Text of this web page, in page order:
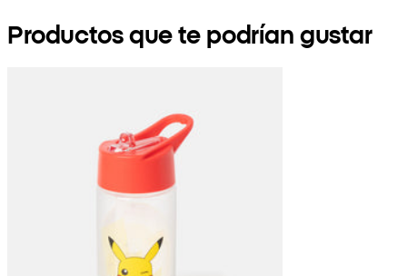
Productos que te podrían gustar